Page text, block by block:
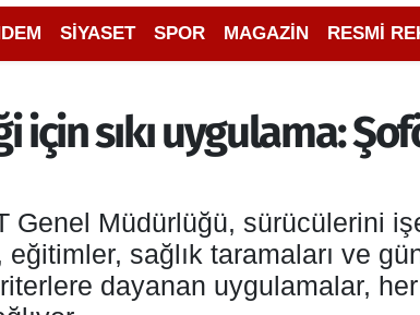
SİYASET SPOR MAGAZİN RESMİ
için sıkı uygulama:
Müdürlüğü, sürücülerini
sağlık taramaları ve
dayanan uygulamalar,